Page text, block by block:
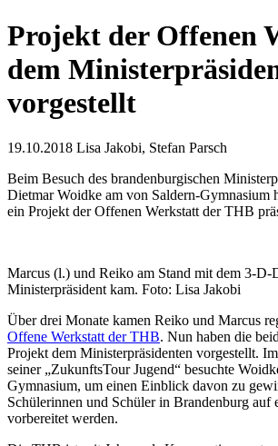
Projekt der Offenen
dem
vorgestellt
19.10.2018 Lisa Jakobi, Stefan Parsch
Beim Besuch des brandenburgischen
Dietmar Woidke am von Saldern-Gymnasium
ein Projekt der Offenen Werkstatt der THB
Marcus (l.) und Reiko am Stand mit dem 3-D-
Ministerpräsident kam. Foto: Lisa Jakobi
Über drei Monate kamen Reiko und Marcus
Offene Werkstatt der THB. Nun haben die
Projekt dem Ministerpräsidenten vorgestellt.
seiner „ZukunftsTour Jugend“ besuchte
Gymnasium, um einen Einblick davon zu
Schülerinnen und Schüler in Brandenburg auf
vorbereitet werden.